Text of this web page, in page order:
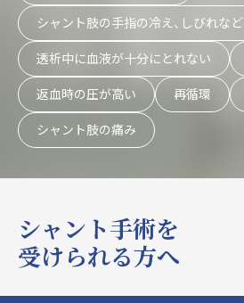
シャント肢の手指の冷え、しびれなど
透析中に血液が十分にとれない
返血時の圧が高い
再循環
シャント肢の痛み
シャント手術を
受けられる方へ